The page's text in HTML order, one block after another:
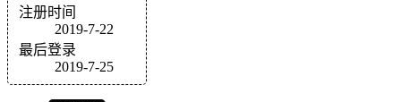
注册时间
2019-7-22
最后登录
2019-7-25